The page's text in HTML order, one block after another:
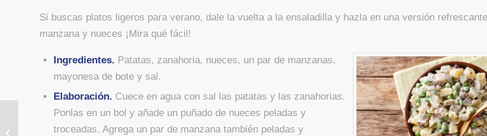
Si buscas platos ligeros para verano, dale la vuelta a la ensaladilla y hazla en una versión
manzana y nueces ¡Mira qué fácil!
Ingredientes. Patatas, zanahoria, nueces, un par de manzanas,
mayonesa de bote y sal.
Elaboración. Cuece en agua con sal las patatas y las zanahorias.
Ponlas en un bol y añade un puñado de nueces peladas y
troceadas. Agrega un par de manzana también peladas y
BASES DE LA
PROMOCIÓN “SÚPER